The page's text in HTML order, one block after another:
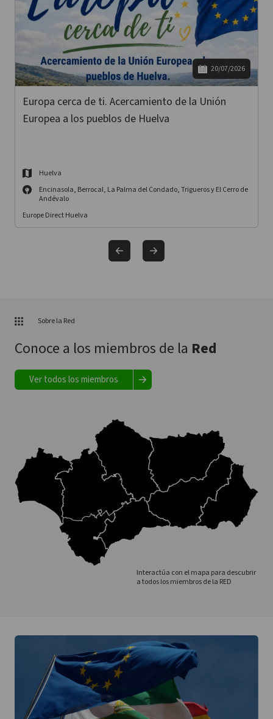
20/07/2026
Europa cerca de ti. Acercamiento de la Unión
Europea a los pueblos de Huelva
Huelva
Encinasola, Berrocal, La Palma del Condado, Trigueros y El Cerro de
Andévalo
Europe Direct Huelva
Sobre la Red
Conoce a los miembros de la Red
Ver todos los miembros
Interactúa con el mapa para descubrir
a todos los miembros de la RED